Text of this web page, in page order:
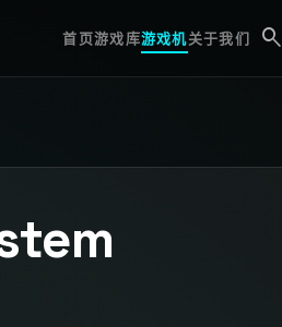
首页游戏库游戏机关于我们 search